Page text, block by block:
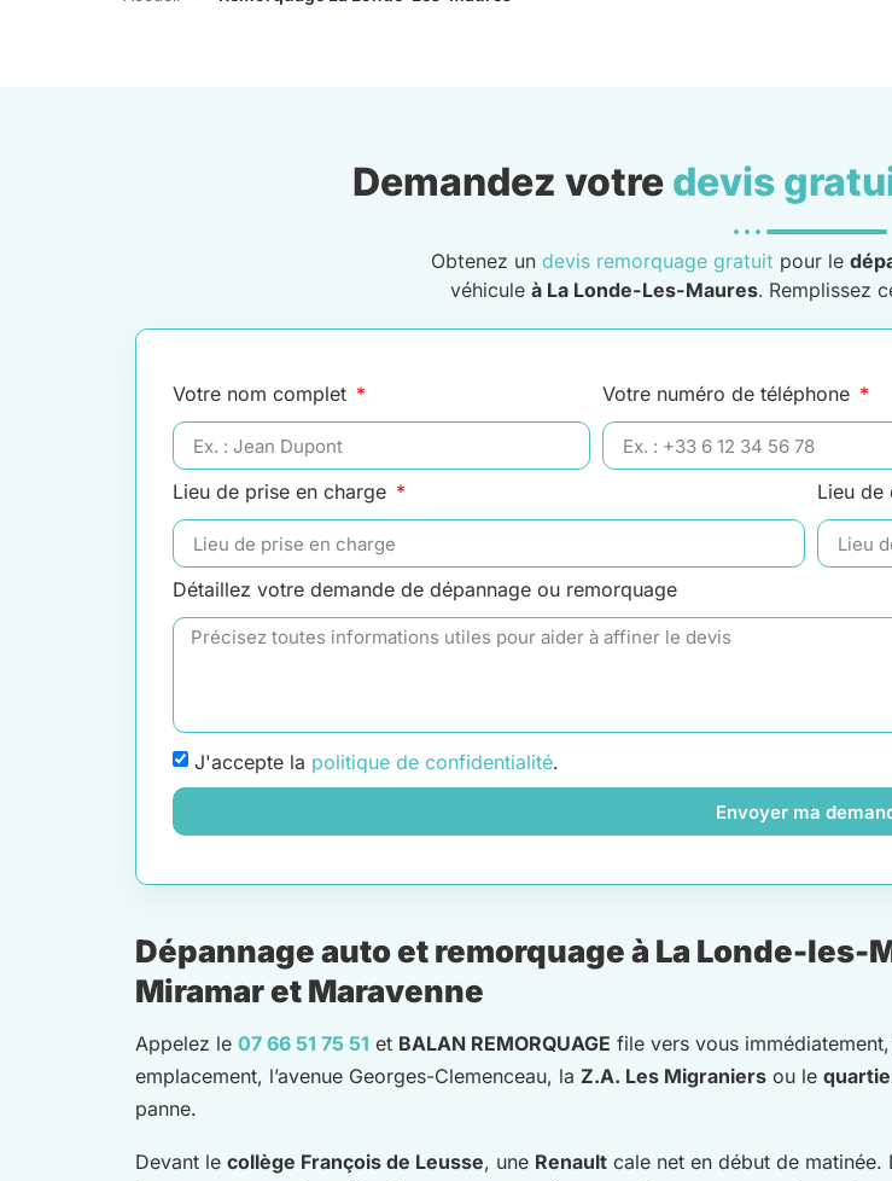
Demandez votre devis
Obtenez un devis remorquage gratuit pour le
véhicule à La Londe-Les-Maures. Remplissez
Votre nom complet Votre numéro de téléphone
Lieu de prise en charge Lieu de
Détaillez votre demande de dépannage ou remorquage
J'accepte la politique de confidentialité.
Envoyer ma
Dépannage auto et remorquage à La Londe-
Miramar et Maravenne
Appelez le 07 66 51 75 51 et BALAN REMORQUAGE file vers vous
emplacement, l’avenue Georges-Clemenceau, la Z.A. Les Migraniers ou le
panne.
Devant le collège François de Leusse, une Renault cale net en début de